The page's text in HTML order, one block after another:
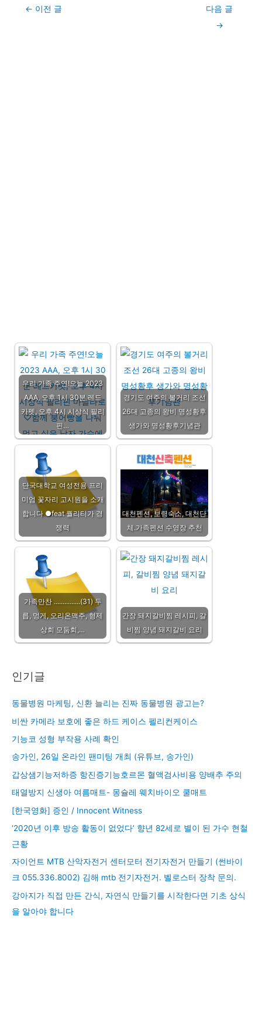
Post← 이전 글
다음 글
→
우리 가족 주연!오늘 2023
AAA, 오후 1시 30분 레드
카펫, 오후 4시 시상식 필리
핀…
경기도 여주의 볼거리 조선
26대 고종의 왕비 명성황후
생가와 명성황후기념관
단국대학교 여성전용 프리
미엄 꽃자리 고시원을 소개
합니다 ●feat 퀄리티가 경
쟁력
대천펜션, 보령숙소, 대천단
체.가족펜션 수영장 추천
가족만찬 ...............(31) 두
릅, 멍게, 오리온맥주, 형제
상회 모둠회,…
간장 돼지갈비찜 레시피, 갈
비찜 양념 돼지갈비 요리
인기글
동물병원 마케팅, 신환 늘리는 진짜 동물병원 광고는?
비싼 카메라 보호에 좋은 하드 케이스 펠리컨케이스
기능코 성형 부작용 사례 확인
송가인, 26일 온라인 팬미팅 개최 (유튜브, 송가인)
갑상샘기능저하증 항진증기능호르몬 혈액검사비용 양배추 주의
태열방지 신생아 여름매트- 몽슐레 웨치바이오 쿨매트
[한국영화] 증인 / Innocent Witness
‘2020년 이후 방송 활동이 없었다’ 향년 82세로 별이 된 가수 현철
근황
자이언트 MTB 산악자전거 센터모터 전기자전거 만들기 (썬바이
크 055.336.8002) 김해 mtb 전기자전거. 벨로스터 장착 문의.
강아지가 직접 만든 간식, 자연식 만들기를 시작한다면 기초 상식
을 알아야 합니다